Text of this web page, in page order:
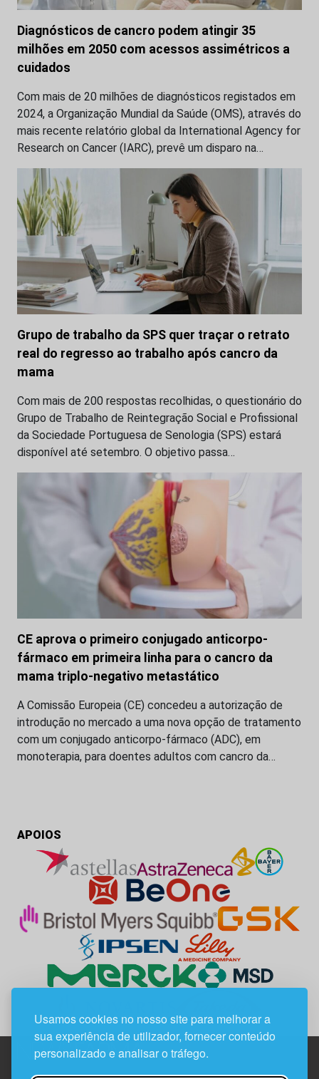
Usamos cookies no nosso site para melhorar a
sua experiência de utilizador, fornecer conteúdo
personalizado e analisar o tráfego.
Diagnósticos de cancro podem atingir 35
milhões em 2050 com acessos assimétricos a
cuidados
Com mais de 20 milhões de diagnósticos registados em
2024, a Organização Mundial da Saúde (OMS), através do
mais recente relatório global da International Agency for
Research on Cancer (IARC), prevê um disparo na…
Grupo de trabalho da SPS quer traçar o retrato
real do regresso ao trabalho após cancro da
mama
Com mais de 200 respostas recolhidas, o questionário do
Grupo de Trabalho de Reintegração Social e Profissional
da Sociedade Portuguesa de Senologia (SPS) estará
disponível até setembro. O objetivo passa…
CE aprova o primeiro conjugado anticorpo-
fármaco em primeira linha para o cancro da
mama triplo-negativo metastático
A Comissão Europeia (CE) concedeu a autorização de
introdução no mercado a uma nova opção de tratamento
com um conjugado anticorpo-fármaco (ADC), em
monoterapia, para doentes adultos com cancro da…
APOIOS